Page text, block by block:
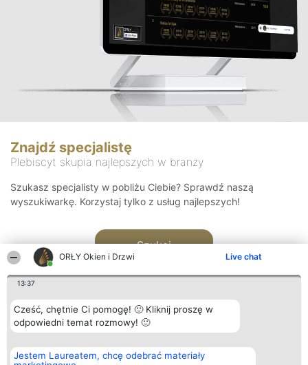
ORŁY Okien i Drzwi Live chat
13:37
Cześć, chętnie Ci pomogę! 🙂 Kliknij proszę w
odpowiedni temat rozmowy! 🙂
Jestem Laureatem, chcę odebrać materiały
Znajdź specjalistę
Plebiscyt skupia najlepszych w branży
Szukasz specjalisty w pobliżu Ciebie? Sprawdź naszą
wyszukiwarkę. Korzystaj tylko z usług najlepszych!
Szukaj
Organizator plebiscytu
Bright Side Solutions sp. z o.
Plebiscyt
Laureaci
Kontakt
Kontakt